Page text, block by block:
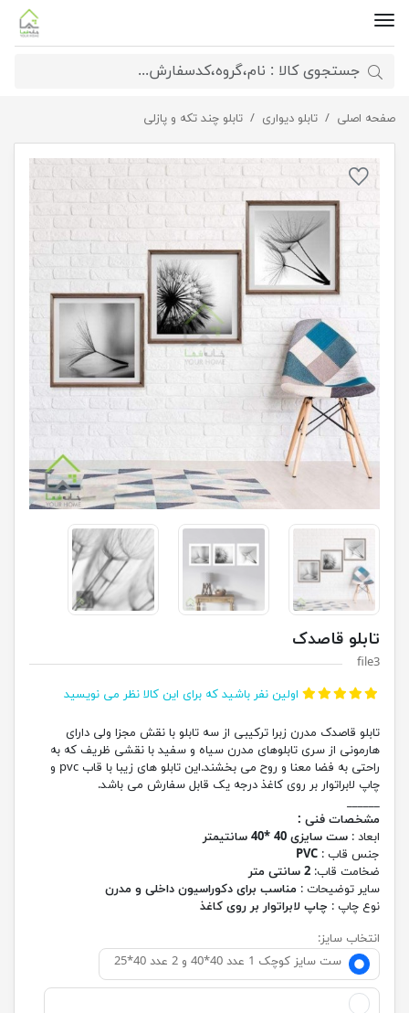
صفحه اصلی تابلو دیواری تابلو چند تکه و پازلی تابلو قاصدک
تابلو قاصدک
file3
اولین نفر باشید که برای این کالا نظر می نویسید
تابلو قاصدک مدرن زبرا ترکیبی از سه تابلو با نقش مجزا ولی دارای
هارمونی از سری تابلوهای مدرن سیاه و سفید با نقشی ظریف که به
راحتی به فضا معنا و روح می بخشند.این تابلو های زیبا با قاب pvc و
چاپ لابراتوار بر روی کاغذ درجه یک قابل سفارش می باشد.
______
مشخصات فنی :
ابعاد : ست سایزی 40 *40 سانتیمتر
جنس قاب : PVC
ضخامت قاب: 2 سانتی متر
سایر توضیحات : مناسب برای دکوراسیون داخلی و مدرن
نوع چاپ : چاپ لابراتوار بر روی کاغذ
انتخاب سایز:
ست سایز کوچک 1 عدد 40*40 و 2 عدد 40*25